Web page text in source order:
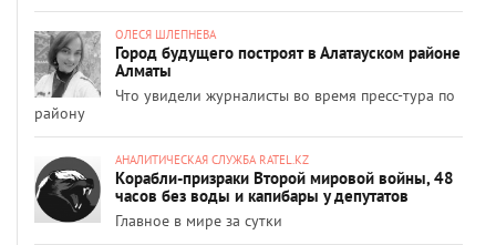
ОЛЕСЯ ШЛЕПНЕВА
Город будущего построят в Алатауском районе
Алматы
Что увидели журналисты во время пресс-тура по
району
АНАЛИТИЧЕСКАЯ СЛУЖБА RATEL.KZ
Корабли-призраки Второй мировой войны, 48
часов без воды и капибары у депутатов
Главное в мире за сутки